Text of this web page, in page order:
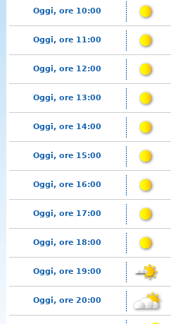
Oggi, ore 10:00
Oggi, ore 11:00
Oggi, ore 12:00
Oggi, ore 13:00
Oggi, ore 14:00
Oggi, ore 15:00
Oggi, ore 16:00
Oggi, ore 17:00
Oggi, ore 18:00
Oggi, ore 19:00
Oggi, ore 20:00